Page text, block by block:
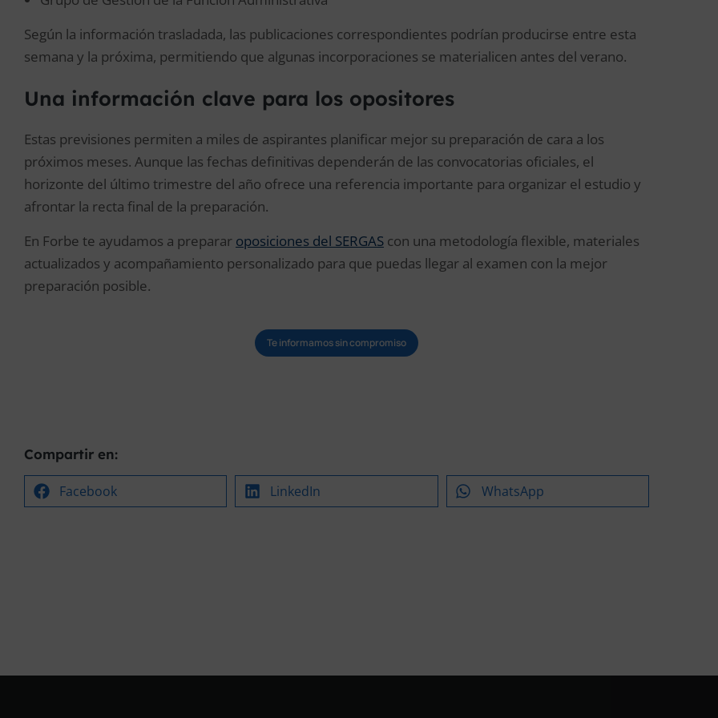
Según la información trasladada, las publicaciones correspondientes podrían producirse entre esta
semana y la próxima, permitiendo que algunas incorporaciones se materialicen antes del verano.
Una información clave para los opositores
Estas previsiones permiten a miles de aspirantes planificar mejor su preparación de cara a los
próximos meses. Aunque las fechas definitivas dependerán de las convocatorias oficiales, el
horizonte del último trimestre del año ofrece una referencia importante para organizar el estudio y
afrontar la recta final de la preparación.
En Forbe te ayudamos a preparar oposiciones del SERGAS con una metodología flexible, materiales
actualizados y acompañamiento personalizado para que puedas llegar al examen con la mejor
preparación posible.
Te informamos sin compromiso
Compartir en:
Facebook LinkedIn WhatsApp